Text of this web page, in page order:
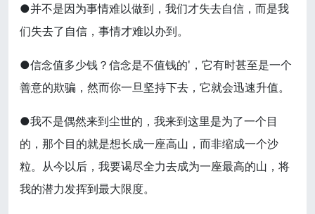
●并不是因为事情难以做到，我们才失去自信，而是我
们失去了自信，事情才难以办到。
●信念值多少钱？信念是不值钱的'，它有时甚至是一个
善意的欺骗，然而你一旦坚持下去，它就会迅速升值。
●我不是偶然来到尘世的，我来到这里是为了一个目
的，那个目的就是想长成一座高山，而非缩成一个沙
粒。从今以后，我要谒尽全力去成为一座最高的山，将
我的潜力发挥到最大限度。